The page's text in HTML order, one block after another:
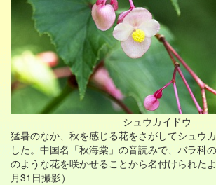
シュウカイドウ
猛暑のなか、秋を感じる花をさがしてシュウ
した。中国名「秋海棠」の音読みで、バラ科
のような花を咲かせることから名付けられた
月31日撮影）